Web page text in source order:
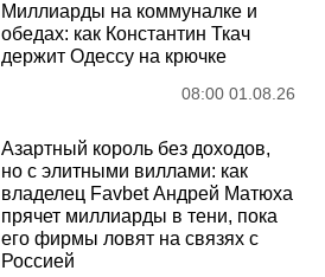
Миллиарды на коммуналке и
обедах: как Константин Ткач
держит Одессу на крючке
08:00 01.08.26
Азартный король без доходов,
но с элитными виллами: как
владелец Favbet Андрей Матюха
прячет миллиарды в тени, пока
его фирмы ловят на связях с
Россией